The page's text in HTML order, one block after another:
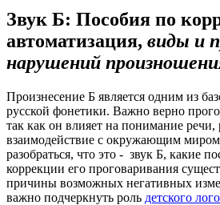
Звук Б: Пособия по
автоматизация, виды и
нарушений
Произнесение Б является одним из
русской фонетики. Важно верно
так как он влияет на понимание речи,
взаимодействие с окружающим
разобраться, что это - звук Б, какие
коррекции его проговаривания
причины возможных негативных
важно подчеркнуть роль детского